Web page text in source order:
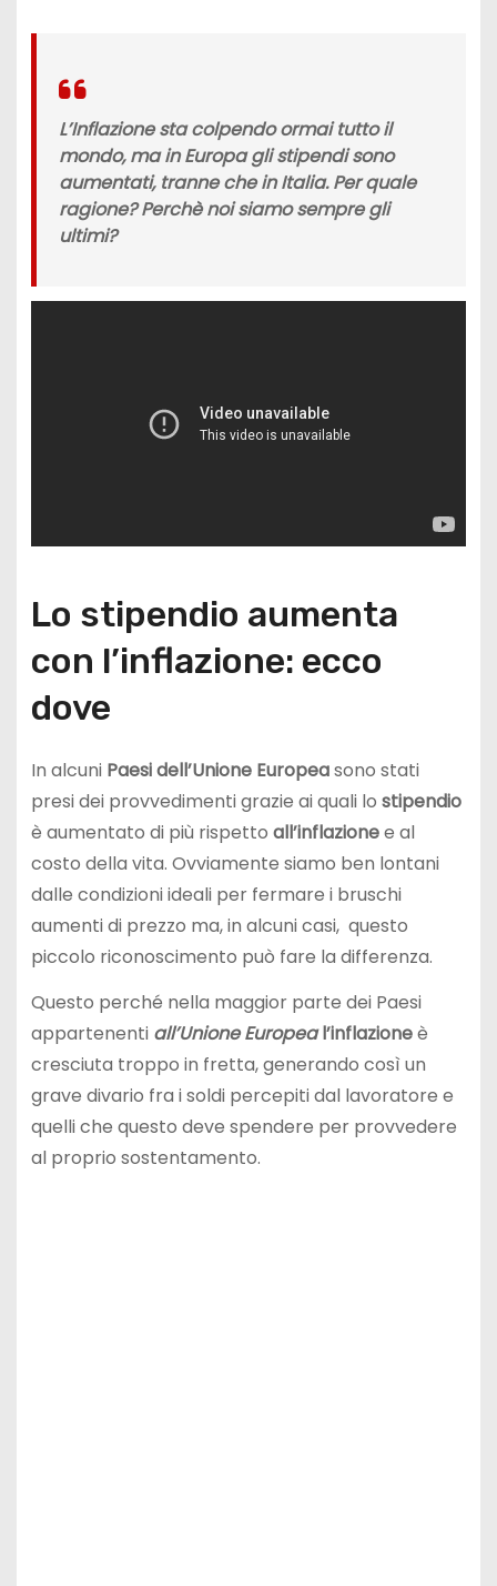
L’Inflazione sta colpendo ormai tutto il
mondo, ma in Europa gli stipendi sono
aumentati, tranne che in Italia. Per quale
ragione? Perchè noi siamo sempre gli
ultimi?
Lo stipendio aumenta
con l’inflazione: ecco
dove
In alcuni Paesi dell’Unione Europeasono stati
presi dei provvedimenti grazie ai quali lo stipendio
è aumentato di più rispetto all’inflazionee al
costo della vita. Ovviamente siamo ben lontani
dalle condizioni ideali per fermare i bruschi
aumenti di prezzo ma, in alcuni casi, questo
piccolo riconoscimento può fare la differenza.
Questo perché nella maggior parte dei Paesi
appartenenti all’Unione Europea l’inflazioneè
cresciuta troppo in fretta, generando così un
grave divario fra i soldi percepiti dal lavoratore e
quelli che questo deve spendere per provvedere
al proprio sostentamento.